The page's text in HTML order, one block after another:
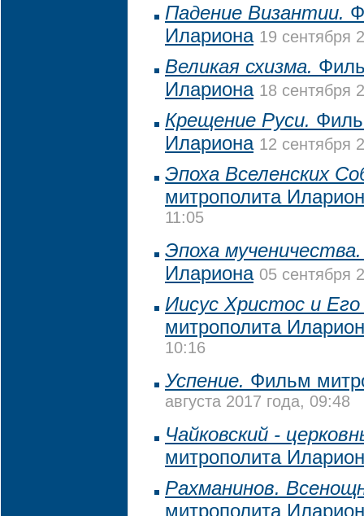
Падение Византии.
Илариона 19 сентября
Великая схизма.
Илариона 18 сентября
Крещение Руси.
Илариона 12 сентября
Эпоха Вселенских
митрополита
11:05
Эпоха мученичества.
Илариона 05 сентября
Иисус Христос и
митрополита
10:16
Успение. Фильм
августа 2017 года, 09:48
Чайковский -
митрополита
Рахманинов.
митрополита